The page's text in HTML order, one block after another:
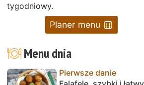
tygodniowy.
Planer menu
Menu dnia
Pierwsze danie